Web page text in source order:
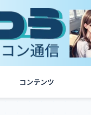
コンテンツ